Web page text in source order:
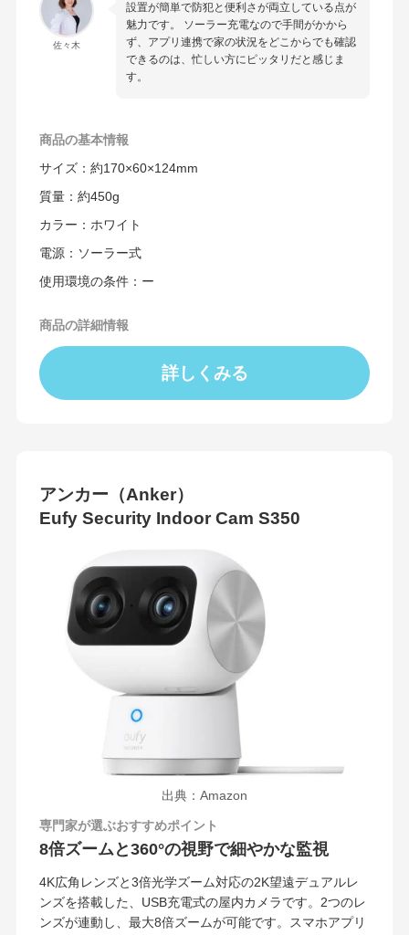
佐々木
設置が簡単で防犯と便利さが両立している点が
魅力です。 ソーラー充電なので手間がかから
ず、アプリ連携で家の状況をどこからでも確認
できるのは、忙しい方にピッタリだと感じま
す。
商品の基本情報
サイズ：約170×60×124mm
質量：約450g
カラー：ホワイト
電源：ソーラー式
使用環境の条件：ー
商品の詳細情報
詳しくみる
アンカー（Anker）
Eufy Security Indoor Cam S350
出典：Amazon
専門家が選ぶおすすめポイント
8倍ズームと360°の視野で細やかな監視
4K広角レンズと3倍光学ズーム対応の2K望遠デュアルレ
ンズを搭載した、USB充電式の屋内カメラです。2つのレ
ンズが連動し、最大8倍ズームが可能です。スマホアプリ